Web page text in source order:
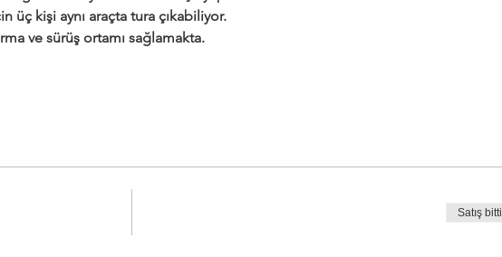
üç kişi aynı araçta tura çıkabiliyor.
ve sürüş ortamı sağlamakta.
Satış bitti